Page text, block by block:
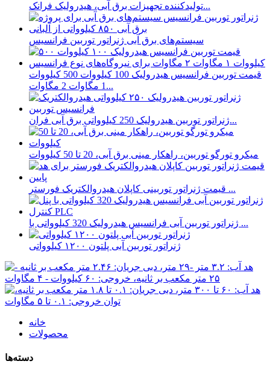
تولیدکننده تجهیزات برق آبی، هیدرولیک فرانک...
سیستم‌های برق آبی ژنراتور توربین فرانسیس
قیمت توربین فرانسیس هیدرولیک 100 کیلووات 500 کیلووات
1 مگاوات 2 مگاوات...
ژنراتور توربین هیدرولیک 250 کیلوواتی برق آبی فران...
میکرو تورگو توربین، راهکار مینی برق آبی، 20 تا 50 کیلووات
قیمت ژنراتور توربینی کاپلان هیدروالکتریک فورستر ...
ژنراتور توربین آبی فرانسیس هیدرولیک 320 کیلوواتی با ...
ژنراتور توربین آبی پلتون ۱۲۰۰ کیلوواتی
خانه
محصولات
دسته‌ها